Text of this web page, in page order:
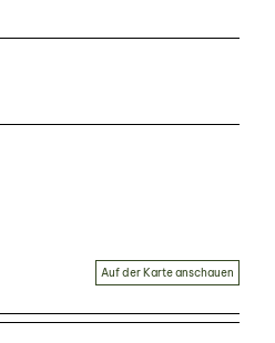
Auf der Karte anschauen